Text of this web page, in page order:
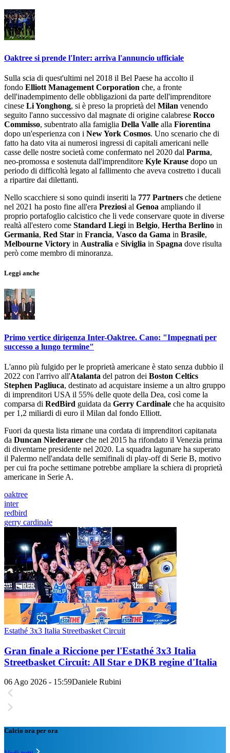
Oaktree si prende l'Inter: arriva l'annuncio ufficiale
Sulla scia di quest'ultimi nel 2018 il Bel Paese ha accolto il
fondo Elliott Management Corporation che, a fronte
dell'inadempimento delle obbligazioni da parte dell'imprenditore
cinese Li Yonghong, si è preso la proprietà del Milan venendo
seguito l'anno successivo dal magnate di origine calabrese Rocco
Commisso, subentrato alla famiglia Della Valle alla Fiorentina
dopo un'esperienza con i New York Cosmos. Uno scenario che di
fatto ha dato vita ai numerosi ingressi di capitali americani nelle
casse delle nostre società come confermato nel 2020 dal Parma,
neo-promossa e sostenuta dall'imprenditore Kyle Krause dopo un
periodo di difficoltà legato al fallimento che aveva costretto i ducali
a ripartire dai dilettanti.
Nello scacchiere si sono quindi inseriti la 777 Partners che detiene
nel 2021 ha posto fine all'era Preziosi al Genoa ampliando il
proprio portafoglio calcistico che li vede conservare quote in diverse
realtà all'estero come Standard Liegi in Belgio, Hertha Berlino in
Germania, Red Star in Francia, Vasco da Gama in Brasile,
Melbourne Victory in Australia e Siviglia in Spagna dove risulta
però come membro di minoranza.
Leggi anche
Primo vertice dirigenza Inter-Oaktree. Cano: "Impegnati per
successo a lungo termine"
L'anno più fulgido per le proprietà americane è stato senza dubbio il
2022 con l'arrivo all'Atalanta del patron dei Boston Celtics
Stephen Pagliuca, destinato ad acquistare insieme a un altro gruppo
di imprenditori USA il 55% delle quote della Dea, così come la
comparsa di RedBird guidata da Gerry Cardinale che ha acquisito
per 1,2 miliardi di euro il Milan dal fondo Elliott.
Fuori da questa lista rimane una cordata di imprenditori capitanata
da Duncan Niederauer che nel 2015 ha rifondato il Venezia prima
di diventarne presidente nel 2020. La squadra lagunare ha superato
il Palermo nell'andata delle semifinali di play-off di Serie B, motivo
per cui fra poche settimane potrebbe ampliare la schiera di proprietà
americane in Serie A.
oaktree
inter
redbird
gerry cardinale
Estathé 3x3 Italia Streetbasket Circuit
Gran finale a Riccione per l'Estathé 3x3 Italia
Streetbasket Circuit: All Star e DKB regine d'Italia
06 Ago 2026 - 15:59Daniele Rubini
Calcio ora per ora